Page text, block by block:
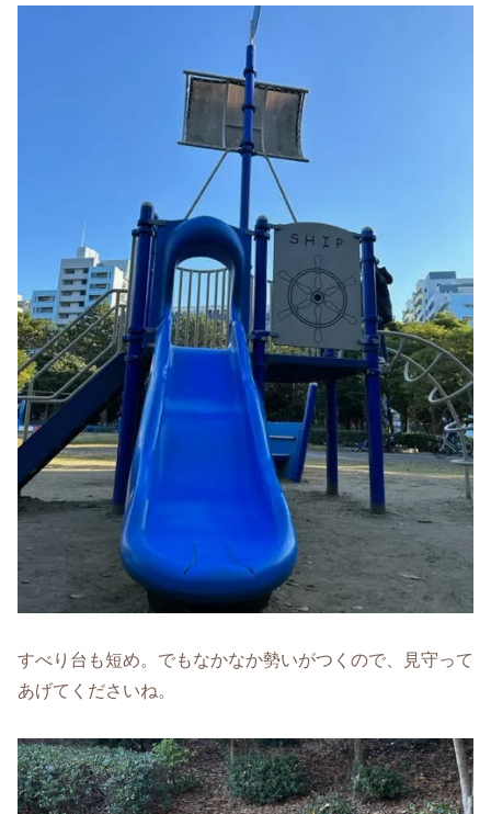
すべり台も短め。でもなかなか勢いがつくので、見守って
あげてくださいね。